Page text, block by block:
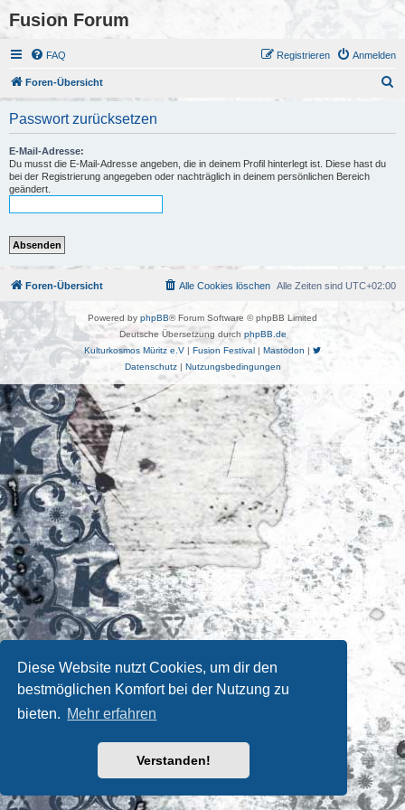
Diese Website nutzt Cookies, um dir den
bestmöglichen Komfort bei der Nutzung zu
bieten. Mehr erfahren
Verstanden!
Fusion Forum
FAQ Anmelden
Registrieren
Foren-Übersicht
Passwort zurücksetzen
E-Mail-Adresse:
Du musst die E-Mail-Adresse angeben, die in deinem Profil hinterlegt ist. Diese hast du
bei der Registrierung angegeben oder nachträglich in deinem persönlichen Bereich
geändert.
Foren-Übersicht Alle Zeiten sind UTC+02:00
Alle Cookies löschen
Powered by phpBB® Forum Software © phpBB Limited
Deutsche Übersetzung durch phpBB.de
Kulturkosmos Müritz e.V | Fusion Festival | Mastodon |
Datenschutz| Nutzungsbedingungen